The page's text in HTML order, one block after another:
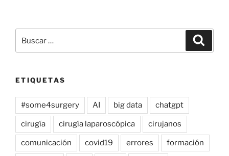
por:
ETIQUETAS
#some4surgery AI big data chatgpt
cirugía cirugía laparoscópica cirujanos
comunicación covid19 errores formación